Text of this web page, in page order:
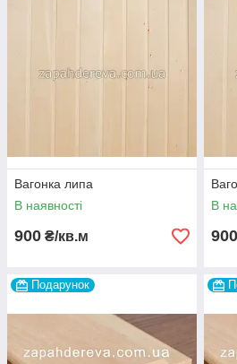
Вагонка липа
В наявності
900 ₴/кв.м
В
900
Подарунок